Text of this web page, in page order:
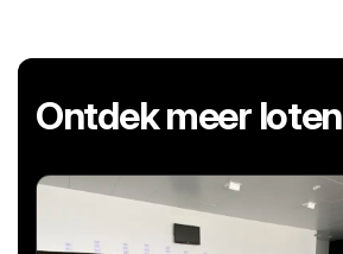
Ontdek meer loten